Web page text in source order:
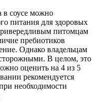
в соусе можно
питания для здоровых
питомцам
пребиотиков
Однако владельцам
В целом, это
оценить на 4 из 5
рекомендуется
необходимости